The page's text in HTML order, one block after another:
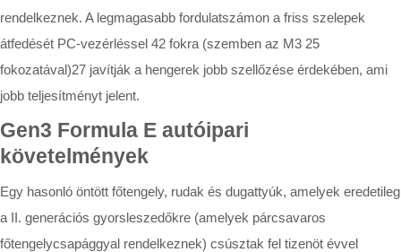
rendelkeznek. A legmagasabb fordulatszámon a friss szelepek
átfedését PC-vezérléssel 42 fokra (szemben az M3 25
fokozatával)27 javítják a hengerek jobb szellőzése érdekében, ami
jobb teljesítményt jelent.
Gen3 Formula E autóipari
követelmények
Egy hasonló öntött főtengely, rudak és dugattyúk, amelyek eredetileg
a II. generációs gyorsleszedőkre (amelyek párcsavaros
főtengelycsapággyal rendelkeznek) csúsztak fel tizenöt évvel